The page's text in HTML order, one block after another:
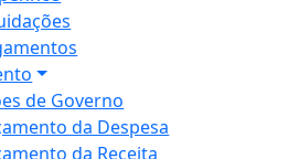
de Governo
da Despesa
da Receita